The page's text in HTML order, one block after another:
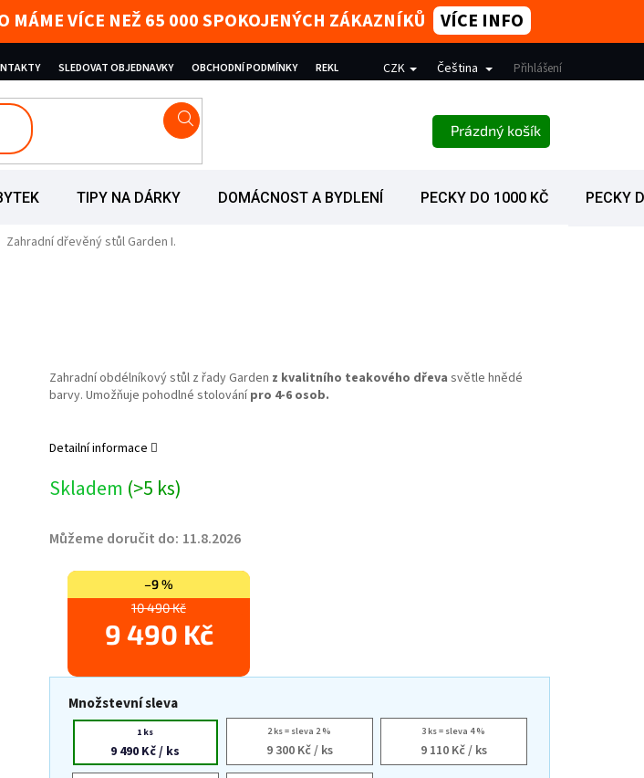
MÁME VÍCE NEŽ 65 000 SPOKOJENÝCH ZÁKAZNÍKŮ VÍCE INFO
SLEDOVAT OBJEDNAVKY OBCHODNÍ PODMÍNKY REKLAMACE PODMÍNKY OCHRANY OSOBNÍCH ÚDAJŮ
CZK Čeština Přihlášení
NÁKUPNÍ KOŠÍK
Prázdný košík
TIPY NA DÁRKY DOMÁCNOST A BYDLENÍ PECKY DO 1000 KČ PECKY
Zahradní dřevěný stůl Garden I.
10 490 Kč
–9 %
9 490 Kč
Skladem (>5 ks)
Můžeme doručit do: 11.8.2026
Množstevní sleva
1 ks
9 490 Kč/ ks
2 ks = sleva 2 %
9 300 Kč/ ks
3 ks = sleva 4 %
9 110 Kč/ ks
Zahradní obdélníkový stůl z řady Garden z kvalitního teakového dřeva světle hnědé
barvy. Umožňuje pohodlné stolovánípro 4-6 osob.
Detailní informace